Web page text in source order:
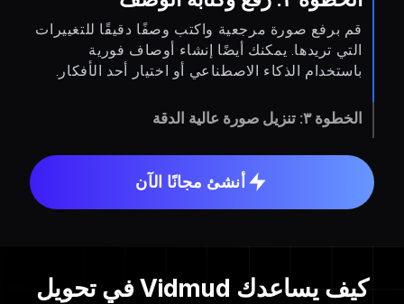
قم برفع صورة مرجعية واكتب وصفًا دقيقًا للتغييرات
التي تريدها. يمكنك أيضًا إنشاء أوصاف فورية
باستخدام الذكاء الاصطناعي أو اختيار أحد الأفكار.
الخطوة ٣: تنزيل صورة عالية الدقة
أنشئ مجانًا الآن
كيف يساعدك Vidmud في تحويل